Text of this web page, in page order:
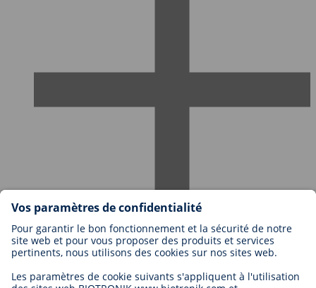
Travailler chez BIOTRONIK
Niveaux de carrière
Candidature